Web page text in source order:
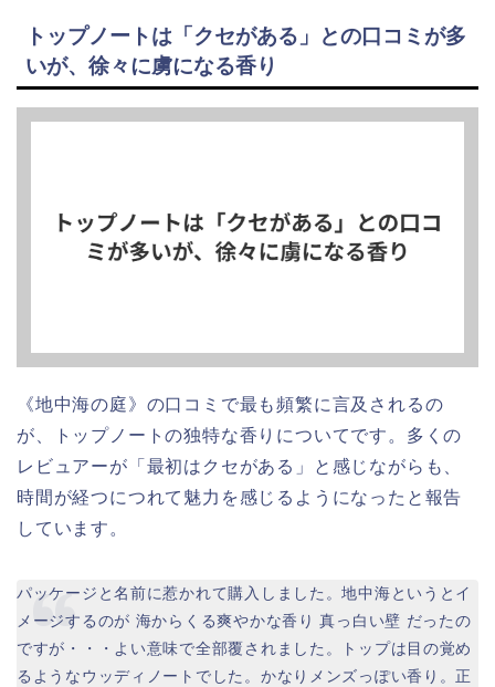
トップノートは「クセがある」との口コミが多
いが、徐々に虜になる香り
《地中海の庭》の口コミで最も頻繁に言及されるの
が、トップノートの独特な香りについてです。多くの
レビュアーが「最初はクセがある」と感じながらも、
時間が経つにつれて魅力を感じるようになったと報告
しています。
パッケージと名前に惹かれて購入しました。地中海というとイ
メージするのが 海からくる爽やかな香り 真っ白い壁 だったの
ですが・・・よい意味で全部覆されました。トップは目の覚め
るようなウッディノートでした。かなりメンズっぽい香り。正